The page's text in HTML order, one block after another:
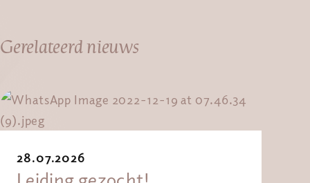
Gerelateerd nieuws
28.07.2026